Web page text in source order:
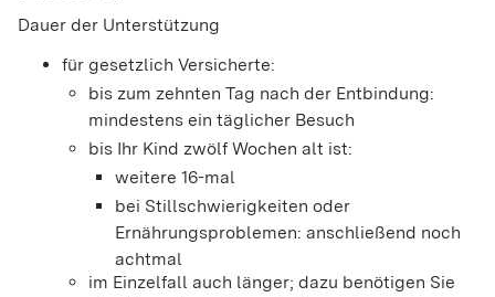
Dauer der Unterstützung
für gesetzlich Versicherte:
bis zum zehnten Tag nach der Entbindung:
mindestens ein täglicher Besuch
bis Ihr Kind zwölf Wochen alt ist:
weitere 16-mal
bei Stillschwierigkeiten oder
Ernährungsproblemen: anschließend noch
achtmal
im Einzelfall auch länger; dazu benötigen Sie